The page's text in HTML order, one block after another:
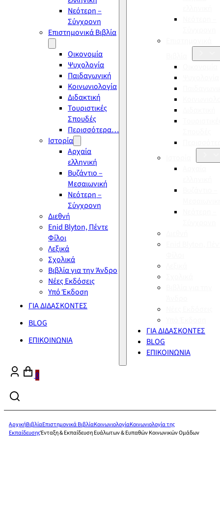
Νεότερη –
Σύγχρονη
Επιστημονικά Βιβλία
Οικονομία
Ψυχολογία
Παιδαγωγική
Κοινωνιολογία
Διδακτική
Τουριστικές
Σπουδές
Περισσότερα…
Ιστορία
Αρχαία
ελληνική
Βυζάντιο –
Μεσαιωνική
Νεότερη –
Σύγχρονη
Διεθνή
Enid Blyton, Πέντε
Φίλοι
Λεξικά
Σχολικά
Βιβλία για την Άνδρο
Νέες Εκδόσεις
Υπό Έκδοση
ΓΙΑ ΔΙΔΑΣΚΟΝΤΕΣ
BLOG
ΕΠΙΚΟΙΝΩΝΙΑ
ΓΙΑ ΔΙΔΑΣΚΟΝΤΕΣ
BLOG
ΕΠΙΚΟΙΝΩΝΙΑ
0
ΑρχικήΒιβλίαΕπιστημονικά ΒιβλίαΚοινωνιολογίαΚοινωνιολογία της
ΕκπαίδευσηςΈνταξη & Εκπαίδευση Ευάλωτων & Ευπαθών Κοινωνικών Ομάδων